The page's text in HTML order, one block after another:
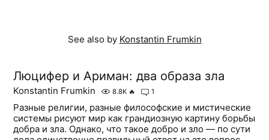
See also by Konstantin Frumkin
Люцифер и Ариман: два образа зла
Konstantin Frumkin 8.8K 🔥 1
Разные религии, разные философские и мистические
системы рисуют мир как грандиозную картину борьбы
добра и зла. Однако, что такое добро и зло — по сути